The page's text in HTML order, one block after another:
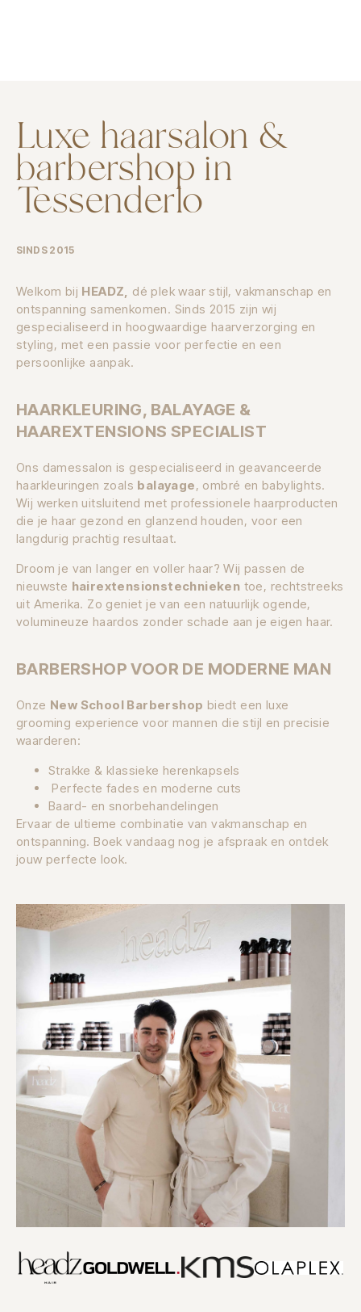
Luxe haarsalon &
barbershop in
Tessenderlo
SINDS 2015
Welkom bij HEADZ, dé plek waar stijl, vakmanschap en
ontspanning samenkomen. Sinds 2015 zijn wij
gespecialiseerd in hoogwaardige haarverzorging en
styling, met een passie voor perfectie en een
persoonlijke aanpak.
HAARKLEURING, BALAYAGE &
HAAREXTENSIONS SPECIALIST
Ons damessalon is gespecialiseerd in geavanceerde
haarkleuringen zoals balayage, ombré en babylights.
Wij werken uitsluitend met professionele haarproducten
die je haar gezond en glanzend houden, voor een
langdurig prachtig resultaat.
Droom je van langer en voller haar? Wij passen de
nieuwste hairextensionstechnieken toe, rechtstreeks
uit Amerika. Zo geniet je van een natuurlijk ogende,
volumineuze haardos zonder schade aan je eigen haar.
BARBERSHOP VOOR DE MODERNE MAN
Onze New School Barbershop biedt een luxe
grooming experience voor mannen die stijl en precisie
waarderen:
Strakke & klassieke herenkapsels
Perfecte fades en moderne cuts
Baard- en snorbehandelingen
Ervaar de ultieme combinatie van vakmanschap en
ontspanning. Boek vandaag nog je afspraak en ontdek
jouw perfecte look.